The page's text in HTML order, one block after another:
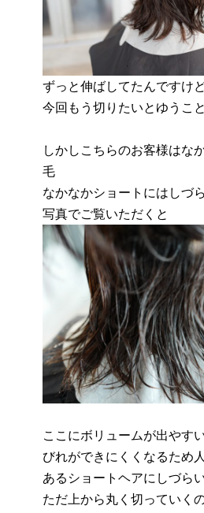
ずっと伸ばしてたんですけ
今回もう切りたいとゆうこ
しかしこちらのお客様はな
毛
なかなかショートにはしづ
写真でご覧いただくと
ここにボリュームが出やす
びれができにくくなるため
あるショートヘアにしづらい
ただ上から丸く切っていく